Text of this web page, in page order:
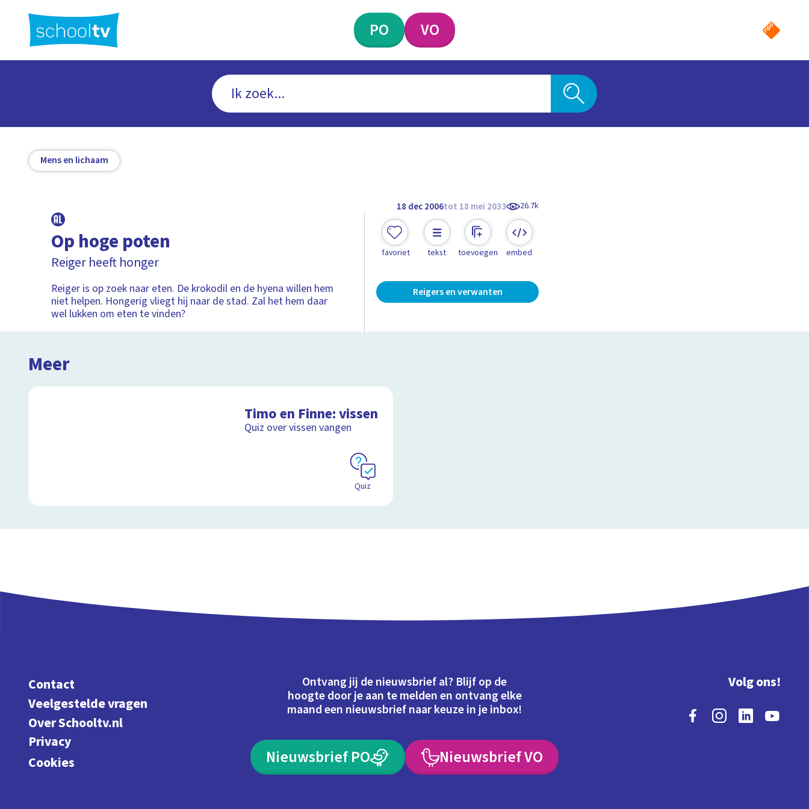
hoofdinhoud
PO VO
Mens en lichaam
18 dec 2006tot 18 mei 2033 26.7k
Op hoge poten
Reiger heeft honger
Reiger is op zoek naar eten. De krokodil en de hyena willen hem
niet helpen. Hongerig vliegt hij naar de stad. Zal het hem daar
wel lukken om eten te vinden?
favoriet tekst toevoegen embed
Reigers en verwanten
Meer
Timo en Finne: vissen
Quiz over vissen vangen
Quiz
Contact
Veelgestelde vragen
Over Schooltv.nl
Privacy
Cookies
Ontvang jij de nieuwsbrief al? Blijf op de
hoogte door je aan te melden en ontvang elke
maand een nieuwsbrief naar keuze in je inbox!
Nieuwsbrief PO Nieuwsbrief VO
Volg ons!